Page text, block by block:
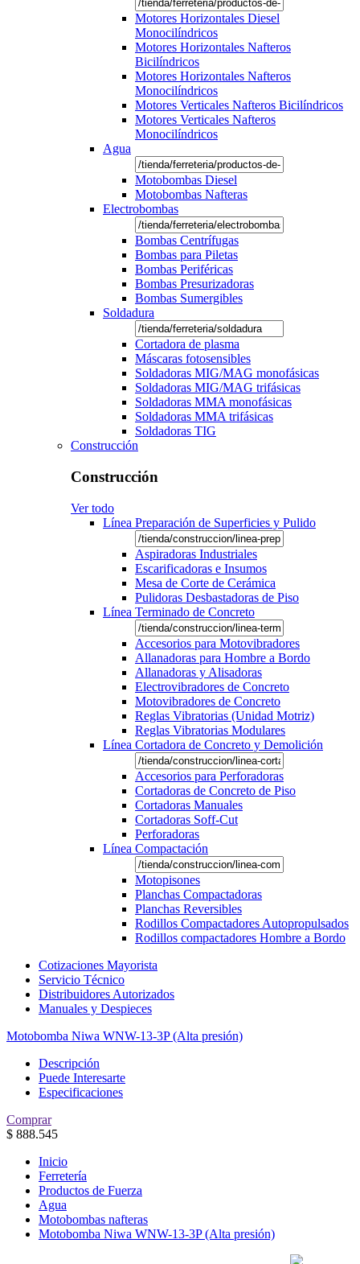
Motores Horizontales Diesel
Monocilíndricos
Motores Horizontales Nafteros
Bicilíndricos
Motores Horizontales Nafteros
Monocilíndricos
Motores Verticales Nafteros Bicilíndricos
Motores Verticales Nafteros
Monocilíndricos
Agua
Motobombas Diesel
Motobombas Nafteras
Electrobombas
Bombas Centrífugas
Bombas para Piletas
Bombas Periféricas
Bombas Presurizadoras
Bombas Sumergibles
Soldadura
Cortadora de plasma
Máscaras fotosensibles
Soldadoras MIG/MAG monofásicas
Soldadoras MIG/MAG trifásicas
Soldadoras MMA monofásicas
Soldadoras MMA trifásicas
Soldadoras TIG
Construcción
Construcción
Ver todo
Línea Preparación de Superficies y Pulido
Aspiradoras Industriales
Escarificadoras e Insumos
Mesa de Corte de Cerámica
Pulidoras Desbastadoras de Piso
Línea Terminado de Concreto
Accesorios para Motovibradores
Allanadoras para Hombre a Bordo
Allanadoras y Alisadoras
Electrovibradores de Concreto
Motovibradores de Concreto
Reglas Vibratorias (Unidad Motriz)
Reglas Vibratorias Modulares
Línea Cortadora de Concreto y Demolición
Accesorios para Perforadoras
Cortadoras de Concreto de Piso
Cortadoras Manuales
Cortadoras Soff-Cut
Perforadoras
Línea Compactación
Motopisones
Planchas Compactadoras
Planchas Reversibles
Rodillos Compactadores Autopropulsados
Rodillos compactadores Hombre a Bordo
Cotizaciones Mayorista
Servicio Técnico
Distribuidores Autorizados
Manuales y Despieces
Motobomba Niwa WNW-13-3P (Alta presión)
Descripción
Puede Interesarte
Especificaciones
Comprar
$ 888.545
Inicio
Ferretería
Productos de Fuerza
Agua
Motobombas nafteras
Motobomba Niwa WNW-13-3P (Alta presión)